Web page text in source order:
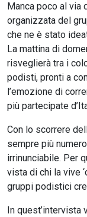
Manca poco al via
organizzata del
che ne è stato
La mattina di
risveglierà tra i
podisti, pronti a
l’emozione di
più partecipate
Con lo scorrere
sempre più
irrinunciabile. Per
vista di chi la vive
gruppi podistici
In quest’intervista